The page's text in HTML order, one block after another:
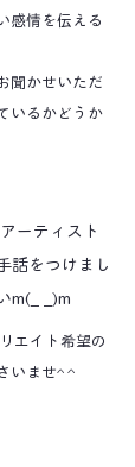
感情を伝える
聞かせいただ
いるかどうか
ーティスト
話をつけまし
m(_ _)m
エイト希望の
いませ^ ^